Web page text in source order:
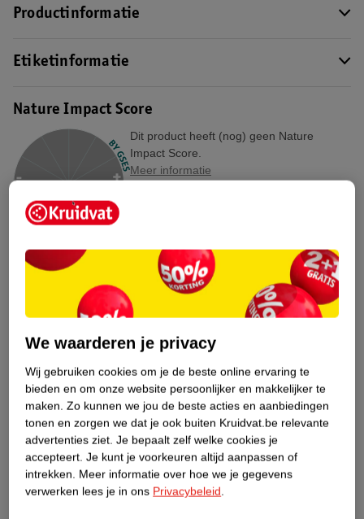
Productinformatie
Etiketinformatie
Nature Impact Score
Dit product heeft (nog) geen Nature
Impact Score.
Meer informatie
Bekijk ook
Hoe controleren wij de reviews?
ANDEREN KOCHTEN OOK
We waarderen je privacy
Wij gebruiken cookies om je de beste online ervaring te
bieden en om onze website persoonlijker en makkelijker te
maken. Zo kunnen we jou de beste acties en aanbiedingen
tonen en zorgen we dat je ook buiten Kruidvat.be relevante
advertenties ziet. Je bepaalt zelf welke cookies je
accepteert. Je kunt je voorkeuren altijd aanpassen of
intrekken. Meer informatie over hoe we je gegevens
verwerken lees je in ons Privacybeleid.